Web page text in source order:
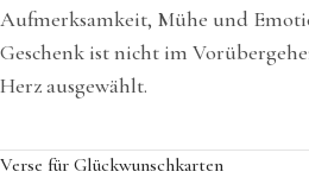
Aufmerksamkeit, Mühe und
Geschenk ist nicht im
Herz ausgewählt.
Verse für Glückwunschkarten